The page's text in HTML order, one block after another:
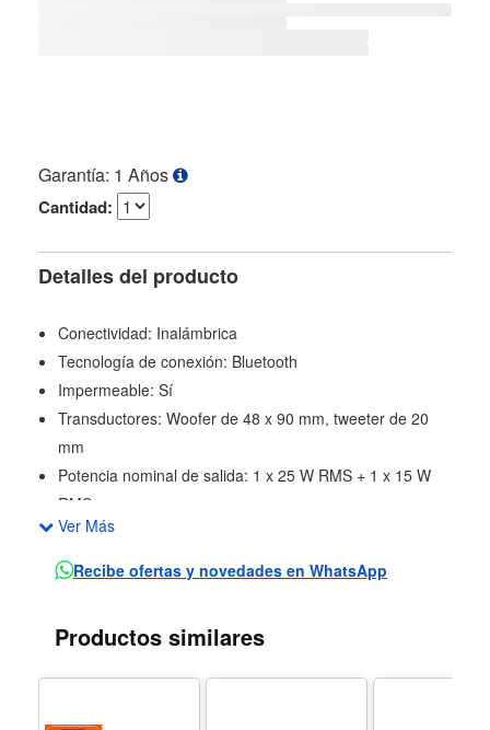
Garantía: 1 Años
Cantidad:
Detalles del producto
Conectividad: Inalámbrica
Tecnología de conexión: Bluetooth
Impermeable: Sí
Transductores: Woofer de 48 x 90 mm, tweeter de 20
mm
Potencia nominal de salida: 1 x 25 W RMS + 1 x 15 W
RMS
Respuesta de frecuencia: 60 Hz – 20 kHz (-6 dB)
Relación señal-ruido: > 80 dB
Longitud del cable: 1,2 m / 47,2”
Temperatura máxima de funcionamiento: 45 °C
Ver Más
Recibe ofertas y novedades en WhatsApp
Productos similares